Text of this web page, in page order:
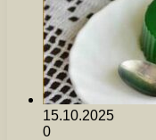
15.10.2025
0